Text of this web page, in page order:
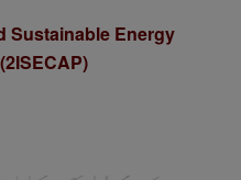
Sustainable Energy